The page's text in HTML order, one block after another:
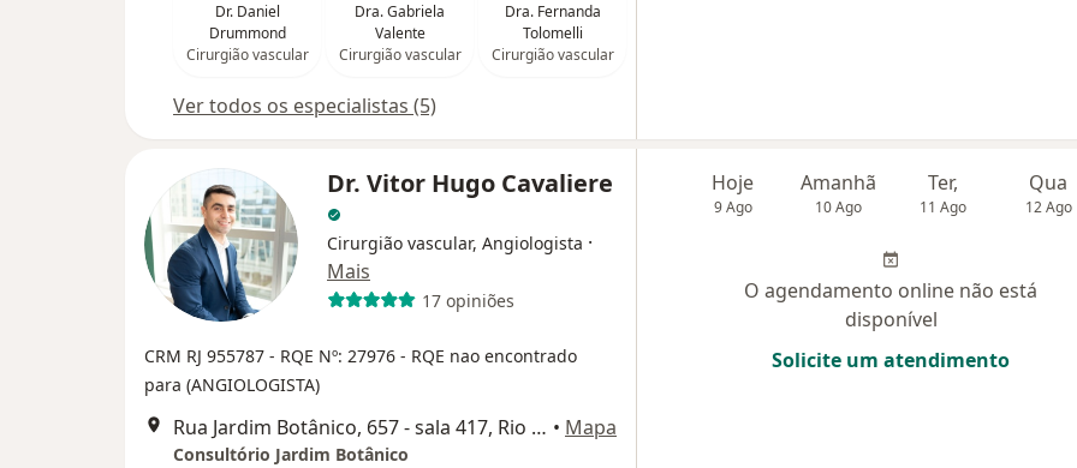
Dr. Daniel
Drummond
Cirurgião vascular
Dra. Gabriela
Valente
Cirurgião vascular
Dra. Fernanda
Tolomelli
Cirurgião vascular
Ver todos os especialistas (5)
Dr. Vitor Hugo Cavaliere
Cirurgião vascular, Angiologista ·
Mais
17 opiniões
CRM RJ 955787 - RQE Nº: 27976 - RQE nao encontrado
para (ANGIOLOGISTA)
Rua Jardim Botânico, 657 - sala 417, Rio de Janeiro • Mapa
Consultório Jardim Botânico
Hoje
9 Ago
Amanhã
10 Ago
Ter,
11 Ago
Qua
12 Ago
O agendamento online não está
disponível
Solicite um atendimento